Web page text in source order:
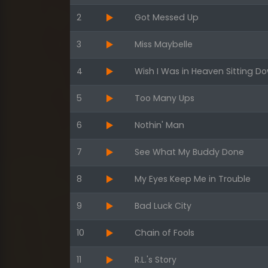
2 Got Messed Up
3 Miss Maybelle
4 Wish I Was in Heaven Sitting
5 Too Many Ups
6 Nothin' Man
7 See What My Buddy Done
8 My Eyes Keep Me in Trouble
9 Bad Luck City
10 Chain of Fools
11 R.L.'s Story